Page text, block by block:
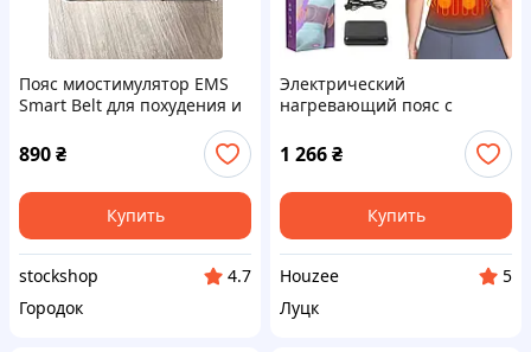
Пояс миостимулятор EMS
Smart Belt для похудения и
890₴
Купить
stockshop
4.7
Городок
Электрический
нагревающий пояс с
вибромассажем GuKKK для
спины шеи и плеч с 3
режимами нагрева и
массажа
1 266₴
Купить
Houzee
5
Луцк